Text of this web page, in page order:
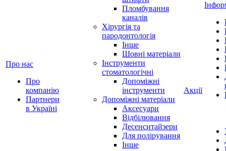
Про нас
Про
компанію
Партнери
в Україні
Пломбування
каналів
Хірургія та
пародонтологія
Інше
Шовні матеріали
Інструменти
стоматологічні
Допоміжні
інструменти
Допоміжні матеріали
Аксесуари
Відбілювання
Десенситайзери
Для полірування
Інше
Акції